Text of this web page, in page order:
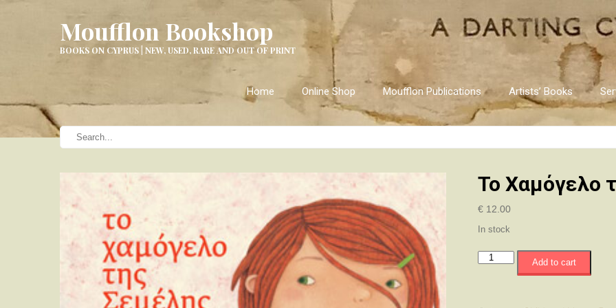
Moufflon Bookshop
BOOKS ON CYPRUS | NEW, USED, RARE AND OUT OF PRINT
Home Online Shop Moufflon Publications Artists’ Books
Το Χαμόγελο
€ 12.00
In stock
Add to cart